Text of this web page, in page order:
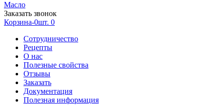
Масло
Заказать звонок
Корзина-0шт. 0
Сотрудничество
Рецепты
О нас
Полезные свойства
Отзывы
Заказать
Документация
Полезная информация